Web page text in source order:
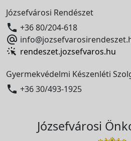
Józsefvárosi Rendészet
 +36 80/204-618

rendeszet.jozsefvaros.hu
Gyermekvédelmi Készenléti
 +36 30/493-1925
Józsefvárosi